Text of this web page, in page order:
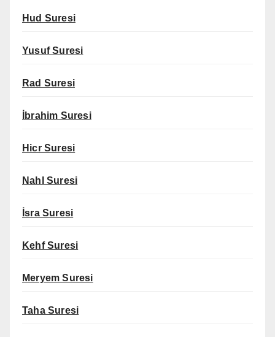
Hud Suresi
Yusuf Suresi
Rad Suresi
İbrahim Suresi
Hicr Suresi
Nahl Suresi
İsra Suresi
Kehf Suresi
Meryem Suresi
Taha Suresi